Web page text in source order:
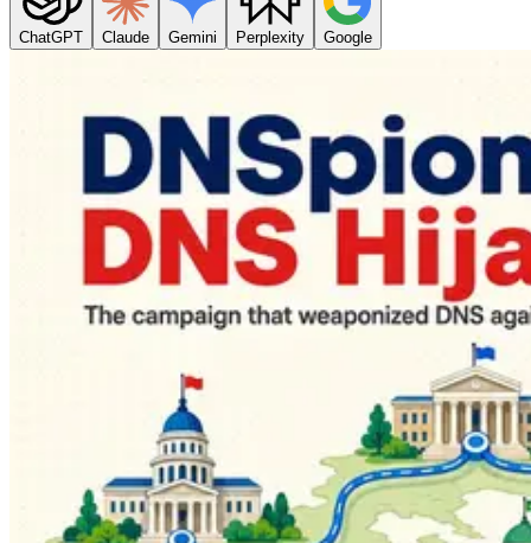
ChatGPT Claude Gemini Perplexity Google